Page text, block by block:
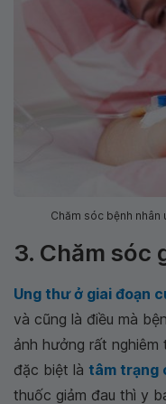
Chăm sóc bệnh nhân
3. Chăm sóc
Ung thư ở giai đoạn
và cũng là điều mà
ảnh hưởng rất
đặc biệt là tâm trạng
thuốc giảm đau thì y